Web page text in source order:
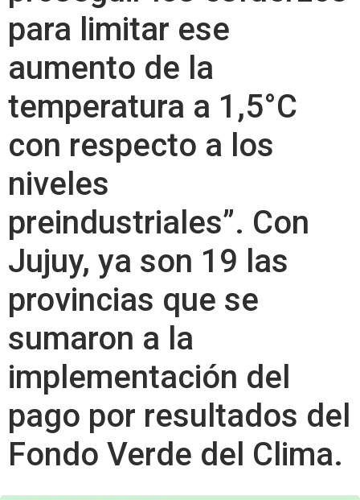
para limitar ese
aumento de la
temperatura a 1,5°C
con respecto a los
niveles
preindustriales”. Con
Jujuy, ya son 19 las
provincias que se
sumaron a la
implementación del
pago por resultados del
Fondo Verde del Clima.